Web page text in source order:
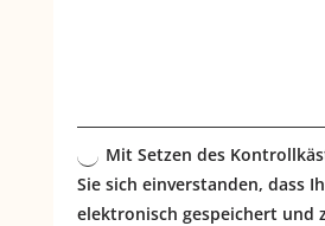
Mit Setzen des
Sie sich einverstanden, dass
elektronisch gespeichert und